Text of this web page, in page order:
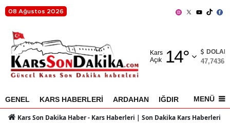
08 Ağustos 2026
Kars
Açık
14°
Adıyaman
Ağrı
Amasya
DOLAR
47,7436
GENEL KARS HABERLERİ ARDAHAN IĞDIR AKYAKA
MENÜ
Kars Son Dakika Haber - Kars Haberleri | Son Dakika Kars Haberleri